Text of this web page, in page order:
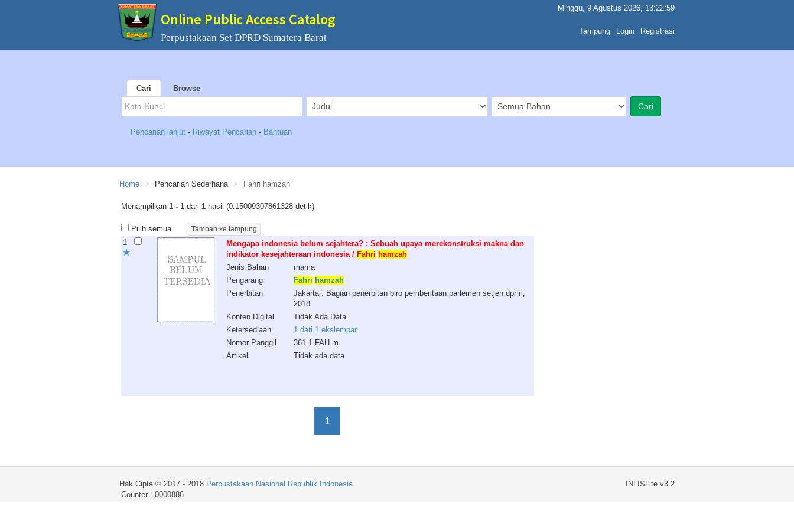
Online Public Access Catalog
Perpustakaan Set DPRD Sumatera Barat
Minggu, 9 Agustus 2026, 13:22:59
Tampung Login Registrasi
Cari Browse
Pencarian lanjut - Riwayat Pencarian - Bantuan
Home Pencarian Sederhana Fahri hamzah
Menampilkan 1 - 1 dari 1 hasil (0.15009307861328 detik)
Pilih semua
1
Mengapa indonesia belum sejahtera? : Sebuah upaya merekonstruksi makna dan
indikator kesejahteraan indonesia / Fahri hamzah
Jenis Bahan
mama
Pengarang
Fahri hamzah
Penerbitan
Jakarta : Bagian penerbitan biro pemberitaan parlemen setjen dpr ri,
2018
Konten Digital
Tidak Ada Data
Ketersediaan
1 dari 1 ekslempar
Nomor Panggil
361.1 FAH m
Artikel
Tidak ada data
1
INLISLite v3.2
Hak Cipta © 2017 - 2018 Perpustakaan Nasional Republik Indonesia
Counter : 0000886